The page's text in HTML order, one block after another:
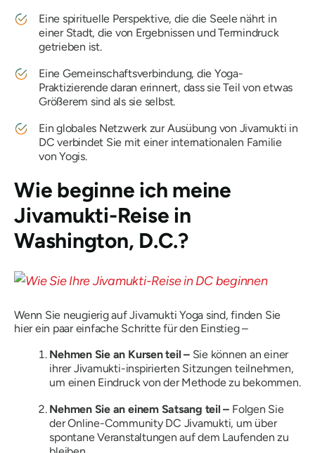
Eine spirituelle Perspektive, die die Seele nährt in
einer Stadt, die von Ergebnissen und Termindruck
getrieben ist.
Eine Gemeinschaftsverbindung, die Yoga-
Praktizierende daran erinnert, dass sie Teil von etwas
Größerem sind als sie selbst.
Ein globales Netzwerk zur Ausübung von Jivamukti in
DC verbindet Sie mit einer internationalen Familie
von Yogis.
Wie beginne ich meine
Jivamukti-Reise in
Washington, D.C.?
Wenn Sie neugierig auf Jivamukti Yoga sind, finden Sie
hier ein paar einfache Schritte für den Einstieg –
Nehmen Sie an Kursen teil – Sie können an einer
ihrer Jivamukti-inspirierten Sitzungen teilnehmen,
um einen Eindruck von der Methode zu bekommen.
Nehmen Sie an einem Satsang teil – Folgen Sie
der Online-Community DC Jivamukti, um über
spontane Veranstaltungen auf dem Laufenden zu